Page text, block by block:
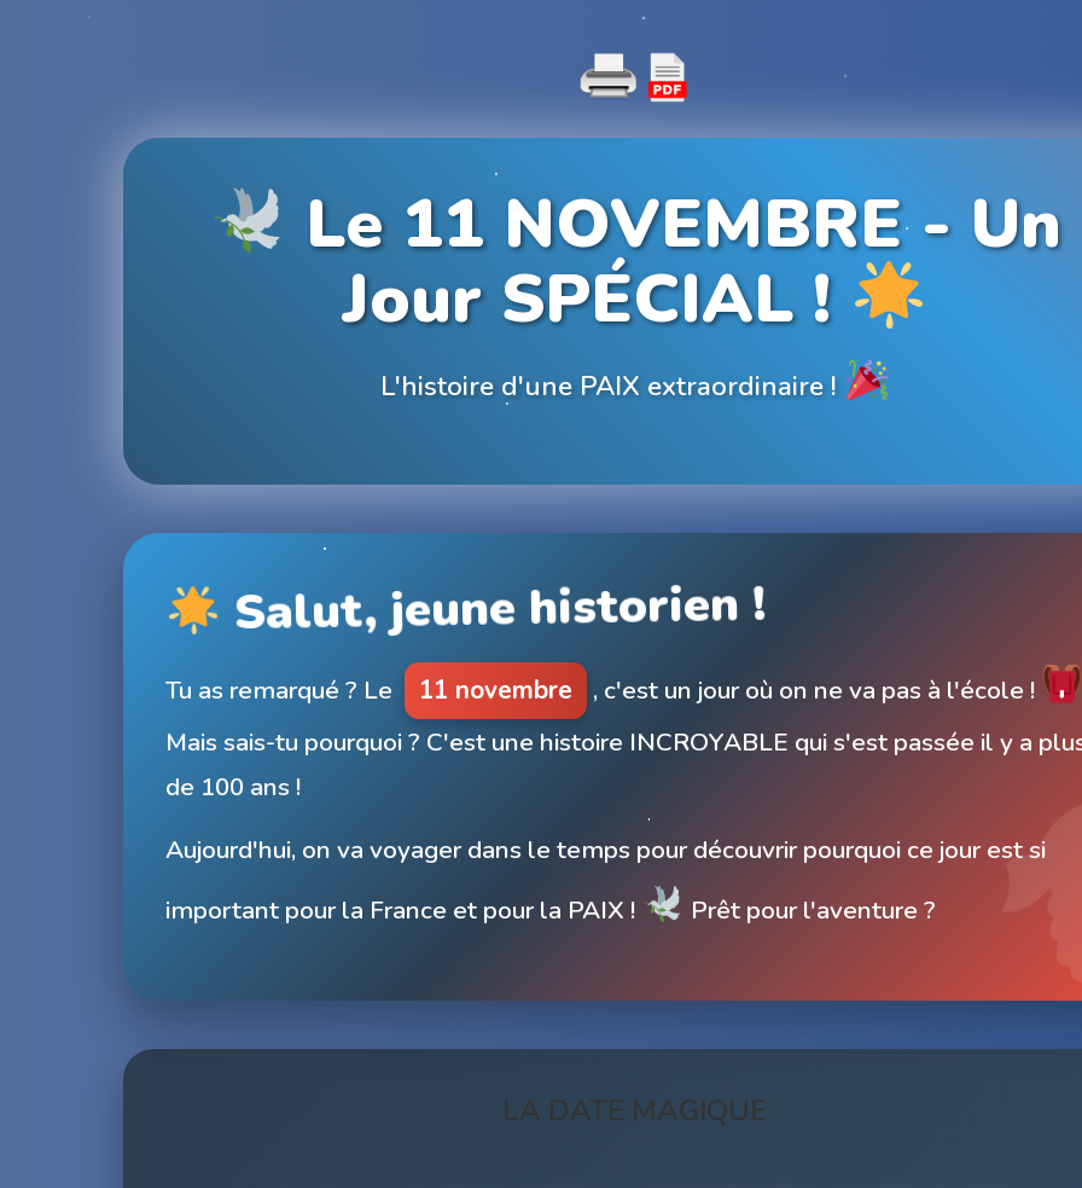
Le 11 NOVEMBRE - Un
Jour SPÉCIAL !
L'histoire d'une PAIX extraordinaire !
Salut, jeune historien !
Tu as remarqué ? Le 11 novembre
, c'est un jour où on ne va pas à l'école !
Mais sais-tu pourquoi ? C'est une histoire INCROYABLE qui s'est passée il y a
de 100 ans !
Aujourd'hui, on va voyager dans le temps pour découvrir pourquoi ce jour est si
important pour la France et pour la PAIX !
Prêt pour l'aventure ?
LA DATE MAGIQUE